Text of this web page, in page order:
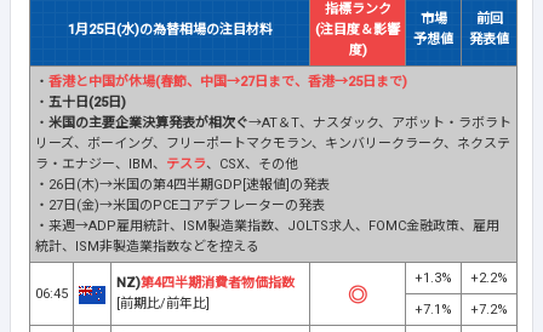
1月25日(水)の為替相場の注目材料
指標ランク
(注目度＆影響
度)
市場
予想値
前回
発表値
・ 香港と中国が休場(春節、中国→27日まで、香港→25日まで)
・ 五十日(25日)
・ 米国の主要企業決算発表が相次ぐ→AT＆T、ナスダック、アボット・ラボラト
リーズ、ボーイング、フリーポートマクモラン、キンバリークラーク、ネクステ
ラ・エナジー、IBM、 テスラ、CSX、その他
・26日(木)→米国の第4四半期GDP[速報値]の発表
・27日(金)→米国のPCEコアデフレーターの発表
・来週→ADP雇用統計、ISM製造業指数、JOLTS求人、FOMC金融政策、雇用
統計、ISM非製造業指数などを控える
06:45
NZ)第4四半期消費者物価指数
[前期比/前年比]
+1.3%
+2.2%
+7.1%
+7.2%